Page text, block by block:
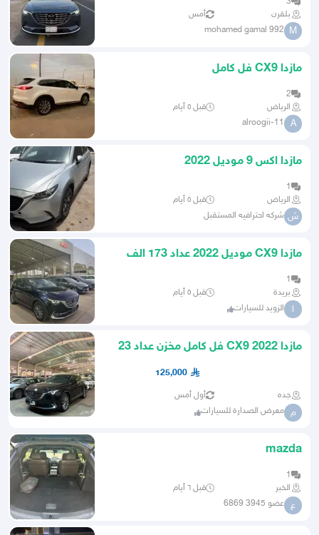
بلقرن
أمس
M
mohamed gamal 992
مازدا CX9 فل كامل
2
الرياض
قبل ٥ أيام
A
alroogii-11
مازدا اكس 9 موديل 2022
1
الرياض
قبل ٥ أيام
ش شركه احترافيه المستقبل
مازدا CX9 موديل 2022 عداد 173 الف
1
بريدة
قبل ٥ أيام
ا الزويد للسيارات
مازدا CX9 2022 فل كامل مخزن عداد 23
125,000
جده أول أمس
م معرض الصدارة للسيارات
mazda
1
الخبر
قبل ٦ أيام
ع عضو 3945 6869